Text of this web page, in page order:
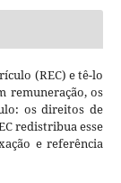
(REC) e tê-lo
remuneração, os
os direitos de
redistribua esse
e referência